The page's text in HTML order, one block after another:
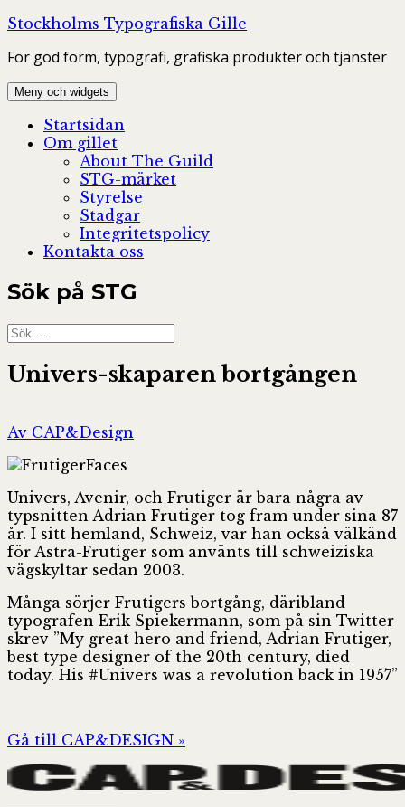
Hoppa
innehåll
Stockholms Typografiska Gille
För god form, typografi, grafiska produkter och tjänster
Meny och widgets
Startsidan
Om gillet
About The Guild
STG-märket
Styrelse
Stadgar
Integritetspolicy
Kontakta oss
Sök på STG
Sök
efter:
Univers-skaparen bortgången
Av CAP&Design
Univers, Avenir, och Frutiger är bara några av
typsnitten Adrian Frutiger tog fram under sina 87
år. I sitt hemland, Schweiz, var han också välkänd
för Astra-Frutiger som använts till schweiziska
vägskyltar sedan 2003.
Många sörjer Frutigers bortgång, däribland
typografen Erik Spiekermann, som på sin Twitter
skrev ”My great hero and friend, Adrian Frutiger,
best type designer of the 20th century, died
today. His #Univers was a revolution back in 1957”
Gå till CAP&DESIGN »